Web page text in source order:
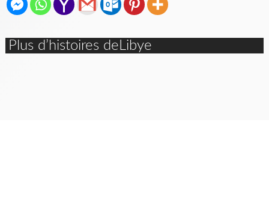
Plus d’histoires deLibye